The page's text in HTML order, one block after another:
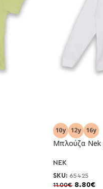
-20%
Μπλούζα Nek
NEK
SKU:65425
11.00€ 8.80€